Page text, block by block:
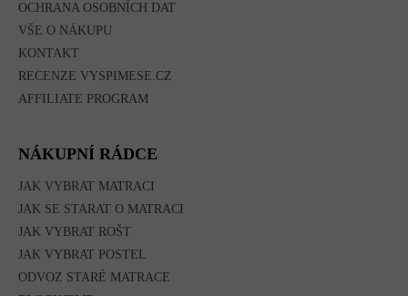
OCHRANA OSOBNÍCH DAT
VŠE O NÁKUPU
KONTAKT
RECENZE VYSPIMESE.CZ
AFFILIATE PROGRAM
NÁKUPNÍ RÁDCE
JAK VYBRAT MATRACI
JAK SE STARAT O MATRACI
JAK VYBRAT ROŠT
JAK VYBRAT POSTEL
ODVOZ STARÉ MATRACE